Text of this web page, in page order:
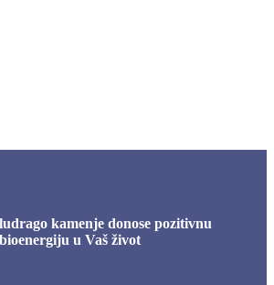
kamenje donose pozitivnu
bioenergiju u Vaš život